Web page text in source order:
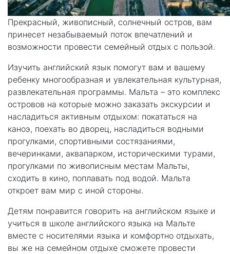
Прекрасный, живописный, солнечный остров, вам
принесет незабываемый поток впечатлений и
возможности провести семейный отдых с пользой.
Изучить английский язык помогут вам и вашему
ребенку многообразная и увлекательная культурная,
развлекательная программы. Мальта – это комплекс
островов на которые можно заказать экскурсии и
насладиться активным отдыхом: покататься на
каноэ, поехать во дворец, насладиться водными
прогулками, спортивными состязаниями,
вечеринками, аквапарком, историческими турами,
прогулками по живописным местам Мальты,
сходить в кино, поплавать под водой. Мальта
откроет вам мир с иной стороны.
Детям понравится говорить на английском языке и
учиться в школе английского языка на Мальте
вместе с носителями языка и комфортно отдыхать,
вы же на семейном отдыхе сможете провести